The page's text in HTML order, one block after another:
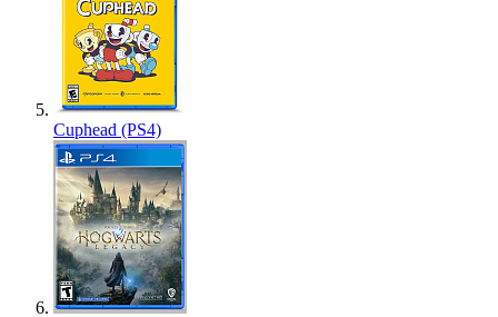
Cuphead (PS4)